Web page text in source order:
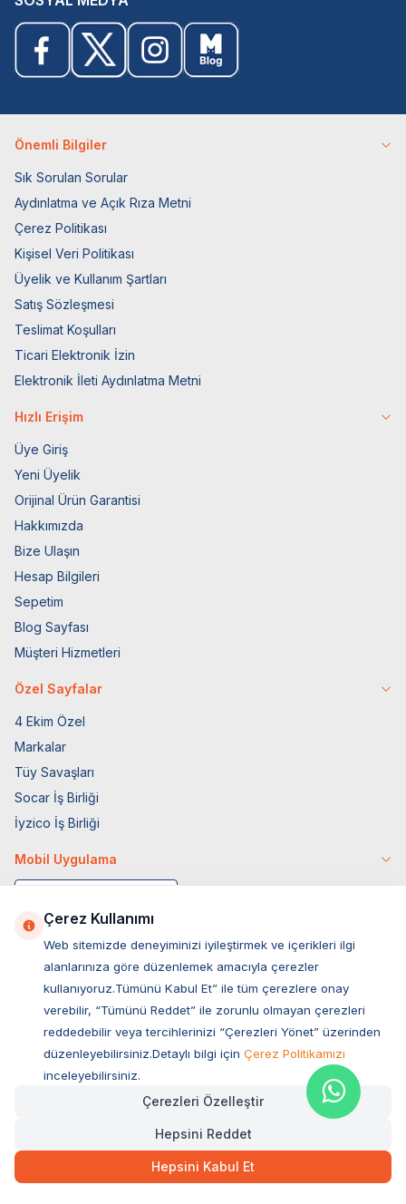
135,00TL Hızlı Teslimat
SEPETE EKLE
Önemli Bilgiler
Sık Sorulan Sorular
Aydınlatma ve Açık Rıza Metni
Çerez Politikası
Kişisel Veri Politikası
Üyelik ve Kullanım Şartları
Satış Sözleşmesi
Teslimat Koşulları
Ticari Elektronik İzin
Elektronik İleti Aydınlatma Metni
Hızlı Erişim
Üye Giriş
Yeni Üyelik
Orijinal Ürün Garantisi
Hakkımızda
Bize Ulaşın
Hesap Bilgileri
Sepetim
Blog Sayfası
Müşteri Hizmetleri
Özel Sayfalar
4 Ekim Özel
Markalar
Tüy Savaşları
Socar İş Birliği
İyzico İş Birliği
Mobil Uygulama
Müşteri Hizmetleri
Sıkça Sorulan Sorular
Ovacık Mah. Hacıoğlu Sok. No:13 Başiskele / KOCAELİ
Müşteri Destek Hattı
Çerez Kullanımı
Web sitemizde deneyiminizi iyileştirmek ve içerikleri ilgi
alanlarınıza göre düzenlemek amacıyla çerezler
kullanıyoruz.Tümünü Kabul Et” ile tüm çerezlere onay
verebilir, “Tümünü Reddet” ile zorunlu olmayan çerezleri
reddedebilir veya tercihlerinizi “Çerezleri Yönet” üzerinden
düzenleyebilirsiniz.Detaylı bilgi için Çerez Politikamızı
inceleyebilirsiniz.
Çerezleri Özelleştir
Hepsini Reddet
Hepsini Kabul Et